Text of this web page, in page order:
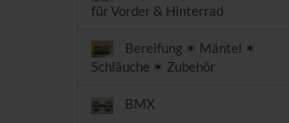
für Vorder & Hinterrad
Bereifung ✶ Mäntel ✶
Schläuche ✶ Zubehör
BMX